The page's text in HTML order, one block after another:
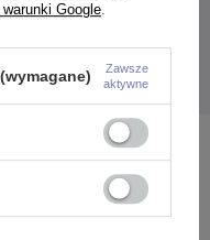
Google.
Zawsze
aktywne